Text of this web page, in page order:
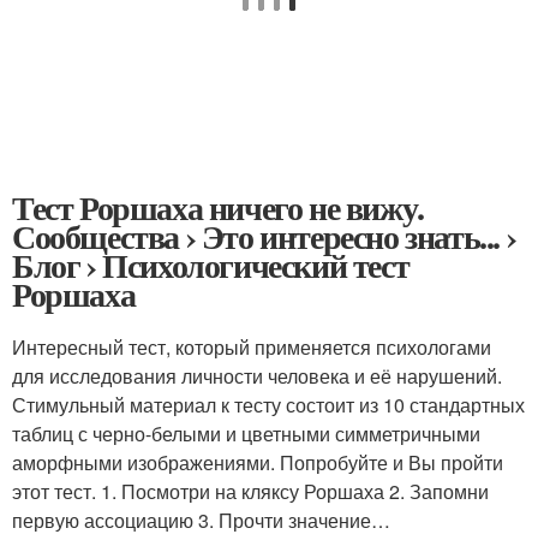
Тест Роршаха ничего не вижу.
Сообщества › Это интересно знать... ›
Блог › Психологический тест
Роршаха
Интересный тест, который применяется психологами
для исследования личности человека и её нарушений.
Стимульный материал к тесту состоит из 10 стандартных
таблиц с черно-белыми и цветными симметричными
аморфными изображениями. Попробуйте и Вы пройти
этот тест. 1. Посмотри на кляксу Роршаха 2. Запомни
первую ассоциацию 3. Прочти значение…